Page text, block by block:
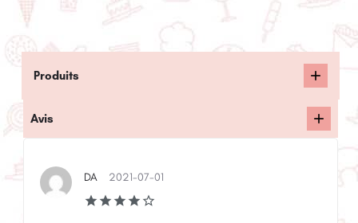
Produits
Avis
DA 2021-07-01